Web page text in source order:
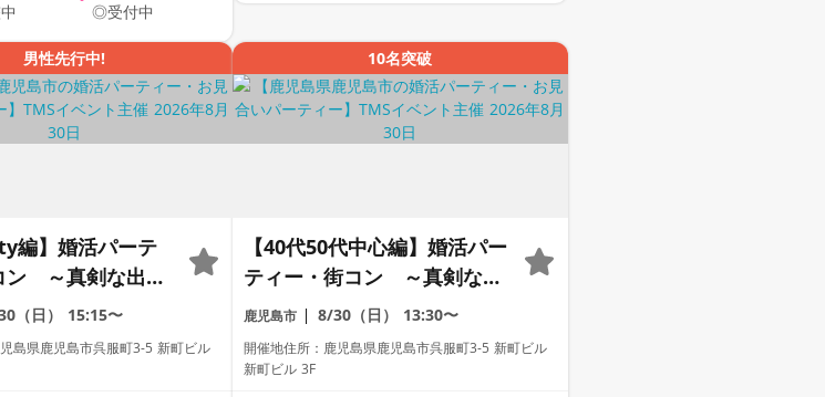
◎受付中
男性先行中!
編】婚活パーテ
ン ～真剣な出会
（日） 15:15〜
島県鹿児島市呉服町3-5 新町ビル
10名突破
【40代50代中心編】婚活パー
ティー・街コン ～真剣な出
会い～
鹿児島市 8/30（日） 13:30〜
開催地住所：鹿児島県鹿児島市呉服町3-5 新町ビル
新町ビル 3F